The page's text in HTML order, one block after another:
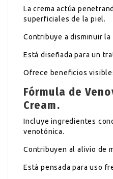
La crema actúa
superficiales de la piel.
Contribuye a disminuir la
Está diseñada para un
Ofrece beneficios
Fórmula de
Cream.
Incluye ingredientes
venotónica.
Contribuyen al alivio de
Está pensada para uso